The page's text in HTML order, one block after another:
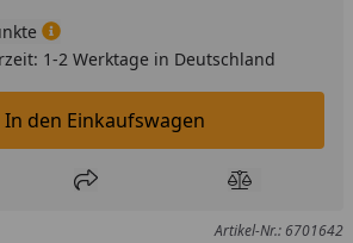
1-2 Werktage in Deutschland
In den Einkaufswagen legen
In den Einkaufswagen
Wunschliste hinzufügen
Teilen Produkt
Artikel-Nr.: 6701642